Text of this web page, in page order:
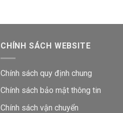
CHÍNH SÁCH WEBSITE
Chính sách quy định chung
Chính sách bảo mật thông tin
Chính sách vận chuyển